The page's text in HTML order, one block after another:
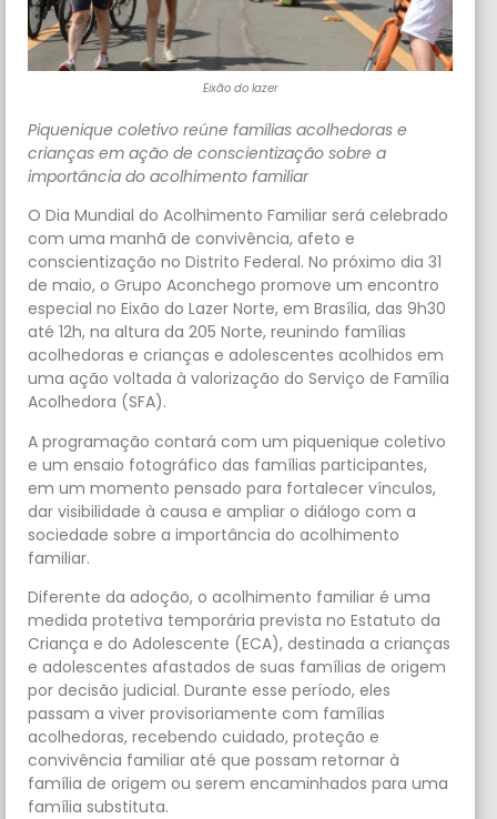
Eixão do lazer
Piquenique coletivo reúne famílias acolhedoras e
crianças em ação de conscientização sobre a
importância do acolhimento familiar
O Dia Mundial do Acolhimento Familiar será celebrado
com uma manhã de convivência, afeto e
conscientização no Distrito Federal. No próximo dia 31
de maio, o Grupo Aconchego promove um encontro
especial no Eixão do Lazer Norte, em Brasília, das 9h30
até 12h, na altura da 205 Norte, reunindo famílias
acolhedoras e crianças e adolescentes acolhidos em
uma ação voltada à valorização do Serviço de Família
Acolhedora (SFA).
A programação contará com um piquenique coletivo
e um ensaio fotográfico das famílias participantes,
em um momento pensado para fortalecer vínculos,
dar visibilidade à causa e ampliar o diálogo com a
sociedade sobre a importância do acolhimento
familiar.
Diferente da adoção, o acolhimento familiar é uma
medida protetiva temporária prevista no Estatuto da
Criança e do Adolescente (ECA), destinada a crianças
e adolescentes afastados de suas famílias de origem
por decisão judicial. Durante esse período, eles
passam a viver provisoriamente com famílias
acolhedoras, recebendo cuidado, proteção e
convivência familiar até que possam retornar à
família de origem ou serem encaminhados para uma
família substituta.